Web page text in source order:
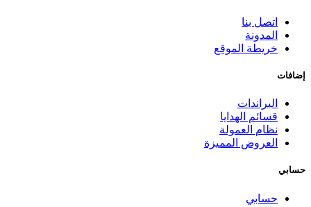
اتصل بنا
المدونة
خريطة الموقع
إضافات
البراندات
قسائم الهدايا
نظام العمولة
العروض المميزة
حسابي
حسابي